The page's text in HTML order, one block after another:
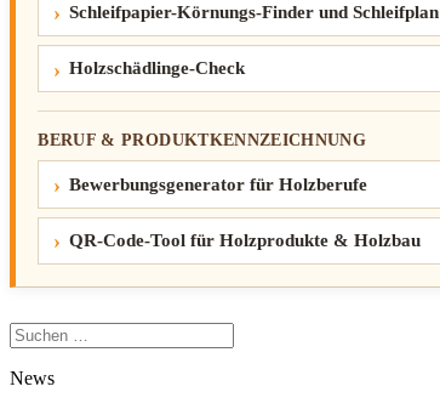
Schleifpapier-Körnungs-Finder und Schleifplan
Holzschädlinge-Check
BERUF & PRODUKTKENNZEICHNUNG
Bewerbungsgenerator für Holzberufe
QR-Code-Tool für Holzprodukte & Holzbau
Suchen
nach:
News